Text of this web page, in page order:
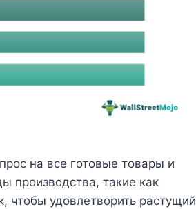
на все готовые товары и
производства, такие как
чтобы удовлетворить растущий